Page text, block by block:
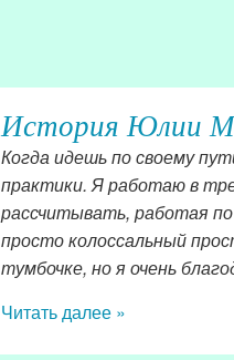
История Юлии
Когда идешь по своему
практики. Я работаю в
рассчитывать, работая
просто колоссальный
тумбочке, но я очень
Читать далее »